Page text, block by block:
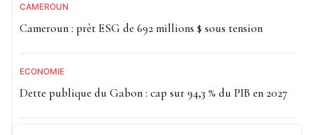
CAMEROUN
Cameroun : prêt ESG de 692 millions $ sous tension
ECONOMIE
Dette publique du Gabon : cap sur 94,3 % du PIB en 2027